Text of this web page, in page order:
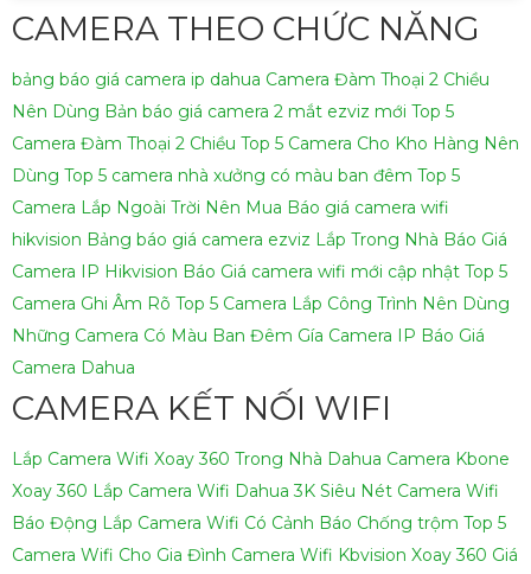
CAMERA THEO CHỨC NĂNG
bảng báo giá camera ip dahua Camera Đàm Thoại 2 Chiều
Nên Dùng Bản báo giá camera 2 mắt ezviz mới Top 5
Camera Đàm Thoại 2 Chiều Top 5 Camera Cho Kho Hàng Nên
Dùng Top 5 camera nhà xưởng có màu ban đêm Top 5
Camera Lắp Ngoài Trời Nên Mua Báo giá camera wifi
hikvision Bảng báo giá camera ezviz Lắp Trong Nhà Báo Giá
Camera IP Hikvision Báo Giá camera wifi mới cập nhật Top 5
Camera Ghi Âm Rõ Top 5 Camera Lắp Công Trình Nên Dùng
Những Camera Có Màu Ban Đêm Gía Camera IP Báo Giá
Camera Dahua
CAMERA KẾT NỐI WIFI
Lắp Camera Wifi Xoay 360 Trong Nhà Dahua Camera Kbone
Xoay 360 Lắp Camera Wifi Dahua 3K Siêu Nét Camera Wifi
Báo Động Lắp Camera Wifi Có Cảnh Báo Chống trộm Top 5
Camera Wifi Cho Gia Đình Camera Wifi Kbvision Xoay 360 Giá